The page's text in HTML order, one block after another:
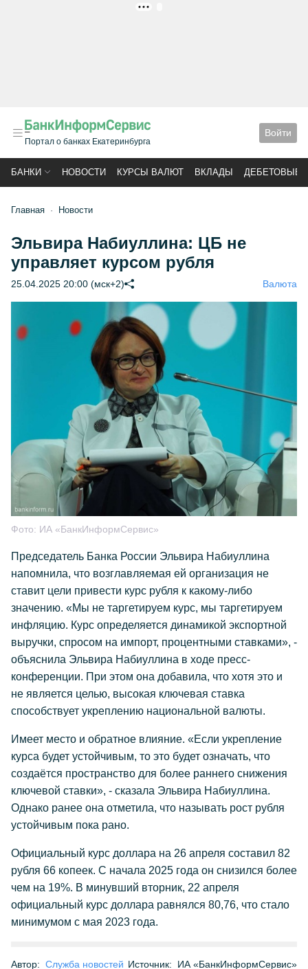
Портал о банках Екатеринбурга
Войти
БАНКИ НОВОСТИ КУРСЫ ВАЛЮТ ВКЛАДЫ ДЕБЕТОВЫЕ
Главная Новости
Эльвира Набиуллина: ЦБ не
управляет курсом рубля
25.04.2025 20:00 (мск+2) Валюта
Фото: ИА «БанкИнформСервис»
Председатель Банка России Эльвира Набиуллина
напомнила, что возглавляемая ей организация не
ставит цели привести курс рубля к какому-либо
значению. «Мы не таргетируем курс, мы таргетируем
инфляцию. Курс определяется динамикой экспортной
выручки, спросом на импорт, процентными ставками», -
объяснила Эльвира Набиуллина в ходе пресс-
конференции. При этом она добавила, что хотя это и
не является целью, высокая ключевая ставка
способствует укреплению национальной валюты.
Имеет место и обратное влияние. «Если укрепление
курса будет устойчивым, то это будет означать, что
создаётся пространство для более раннего снижения
ключевой ставки», - сказала Эльвира Набиуллина.
Однако ранее она отметила, что называть рост рубля
устойчивым пока рано.
Официальный курс доллара на 26 апреля составил 82
рубля 66 копеек. С начала 2025 года он снизился более
чем на 19%. В минувший вторник, 22 апреля
официальный курс доллара равнялся 80,76, что стало
минимумом с мая 2023 года.
Автор: Служба новостей Источник: ИА «БанкИнформСервис»